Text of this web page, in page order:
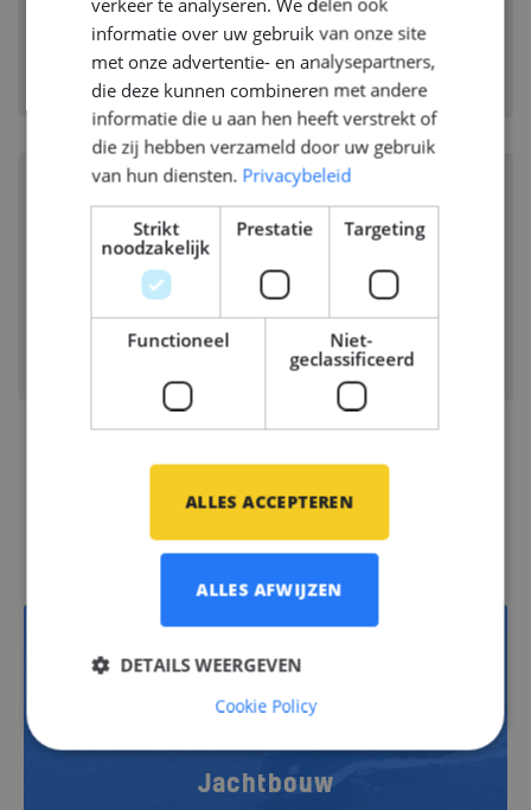
Branche:
Scheepsbouw
Disciplines:
Safety, Health, Environment &
(m/w/d)
LEMWERDER, DUITSLAND
Branche:
Scheepsbouw
Disciplines:
Safety, Health, Environment &
13
Jachtbouw
informatie over uw gebruik van onze site
met onze advertentie- en analysepartners,
die deze kunnen combineren met andere
informatie die u aan hen heeft verstrekt of
die zij hebben verzameld door uw gebruik
van hun diensten. Privacybeleid
Strikt
noodzakelijk
Prestatie Targeting
Functioneel
Niet-
geclassificeerd
ALLES ACCEPTEREN
ALLES AFWIJZEN
DETAILS WEERGEVEN
Cookie Policy